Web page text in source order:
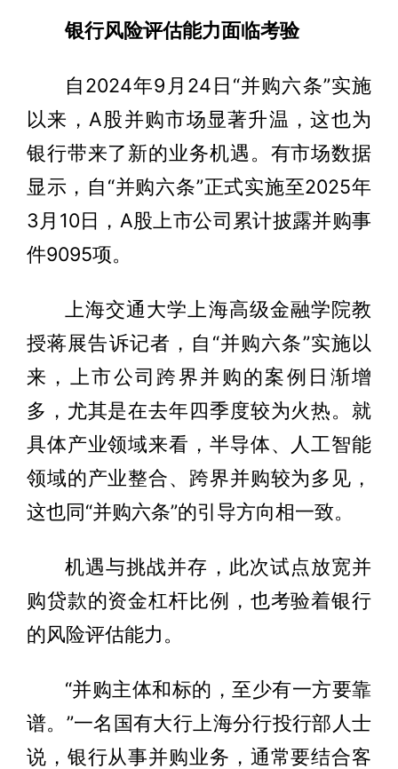
银行风险评估能力面临考验
自2024年9月24日“并购六条”实施
以来，A股并购市场显著升温，这也为
银行带来了新的业务机遇。有市场数据
显示，自“并购六条”正式实施至2025年
3月10日，A股上市公司累计披露并购事
件9095项。
上海交通大学上海高级金融学院教
授蒋展告诉记者，自“并购六条”实施以
来，上市公司跨界并购的案例日渐增
多，尤其是在去年四季度较为火热。就
具体产业领域来看，半导体、人工智能
领域的产业整合、跨界并购较为多见，
这也同“并购六条”的引导方向相一致。
机遇与挑战并存，此次试点放宽并
购贷款的资金杠杆比例，也考验着银行
的风险评估能力。
“并购主体和标的，至少有一方要靠
谱。”一名国有大行上海分行投行部人士
说，银行从事并购业务，通常要结合客